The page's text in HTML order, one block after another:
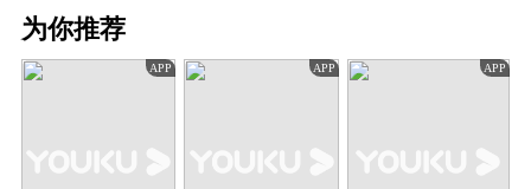
母亲。自诩是金融精英的六哥，其实只是一个靠
为你推荐
APP APP APP